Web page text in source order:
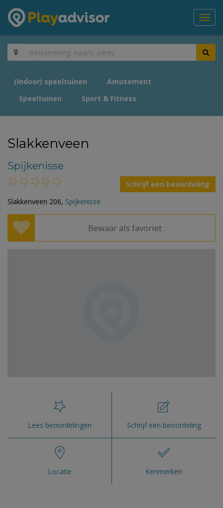
(Indoor) speeltuinen
Amusement
Speeltuinen
Sport & Fitness
Slakkenveen
Spijkenisse
Schrijf een beoordeling
Slakkenveen 206, Spijkenisse
Bewaar als favoriet
Lees beoordelingen Schrijf een beoordeling
Locatie Kenmerken